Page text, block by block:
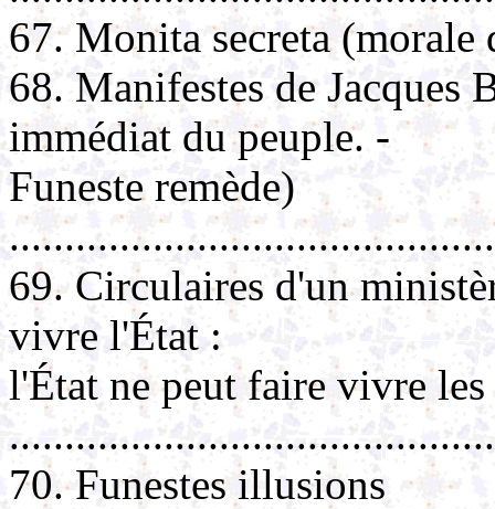
67. Monita secreta
68. Manifestes de Jacques
immédiat du peuple. -
Funeste remède)
69. Circulaires d'un
vivre l'État :
l'État ne peut faire vivre
70. Funestes illusions